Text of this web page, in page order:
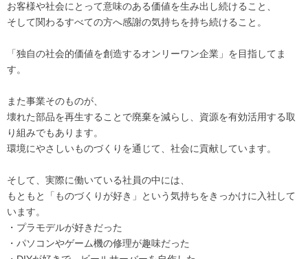
お客様や社会にとって意味のある価値を生み出し続けること、
そして関わるすべての方へ感謝の気持ちを持ち続けること。
「独自の社会的価値を創造するオンリーワン企業」を目指してま
す。
また事業そのものが、
壊れた部品を再生することで廃棄を減らし、資源を有効活用する取
り組みでもあります。
環境にやさしいものづくりを通じて、社会に貢献しています。
そして、実際に働いている社員の中には、
もともと「ものづくりが好き」という気持ちをきっかけに入社して
います。
・プラモデルが好きだった
・パソコンやゲーム機の修理が趣味だった